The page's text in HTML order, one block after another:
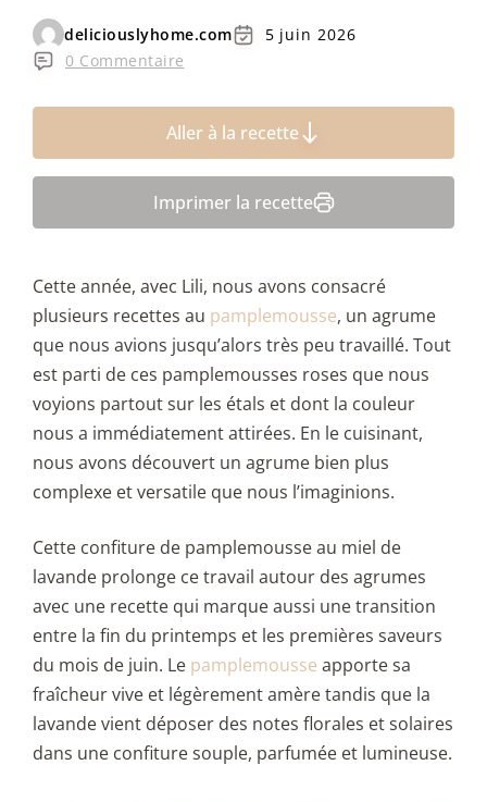
deliciouslyhome.com
5 juin 2026
0 Commentaire
Aller à la recette
Imprimer la recette
Cette année, avec Lili, nous avons consacré
plusieurs recettes au pamplemousse, un agrume
que nous avions jusqu’alors très peu travaillé. Tout
est parti de ces pamplemousses roses que nous
voyions partout sur les étals et dont la couleur
nous a immédiatement attirées. En le cuisinant,
nous avons découvert un agrume bien plus
complexe et versatile que nous l’imaginions.
Cette confiture de pamplemousse au miel de
lavande prolonge ce travail autour des agrumes
avec une recette qui marque aussi une transition
entre la fin du printemps et les premières saveurs
du mois de juin. Le pamplemousse apporte sa
fraîcheur vive et légèrement amère tandis que la
lavande vient déposer des notes florales et solaires
dans une confiture souple, parfumée et lumineuse.